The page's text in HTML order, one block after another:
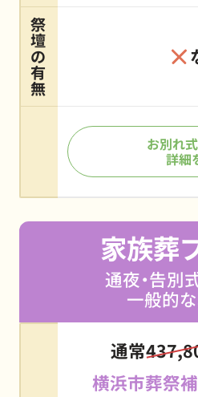
祭
壇
の
有
無
お別れ
詳細
家族葬
通夜・告別
一般的
通常
横浜市葬祭